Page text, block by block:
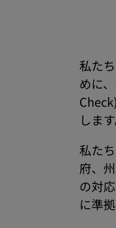
私た
めに
します
私た
府、
の対
に準